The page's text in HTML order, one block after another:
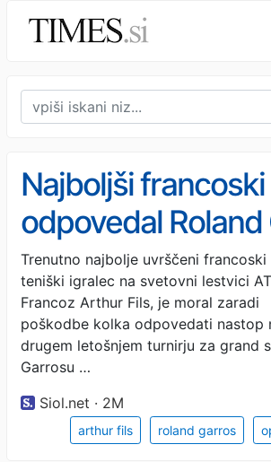
Najboljši
odpovedal Roland
Trenutno najbolje uvrščeni francoski
teniški igralec na svetovni lestvici
Francoz Arthur Fils, je moral zaradi
poškodbe kolka odpovedati nastop
drugem letošnjem turnirju za grand
Garrosu …
Siol.net · 2M
arthur fils roland garros